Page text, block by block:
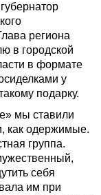
региона
в городской
в формате
у
подарку.
мы ставили
как одержимые.
группа.
себя
им при